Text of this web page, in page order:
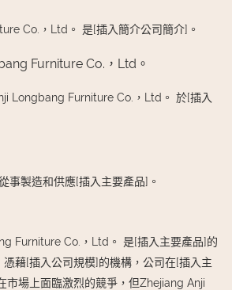
Co.，Ltd。 是[插入簡介公司簡介]。
Furniture Co.，Ltd。
Longbang Furniture Co.，Ltd。 於[插入
事製造和供應[插入主要產品]。
Furniture Co.，Ltd。 是[插入主要產品]的
藉[插入公司規模]的機構，公司在[插入主
市場上面臨激烈的競爭，但Zhejiang Anji